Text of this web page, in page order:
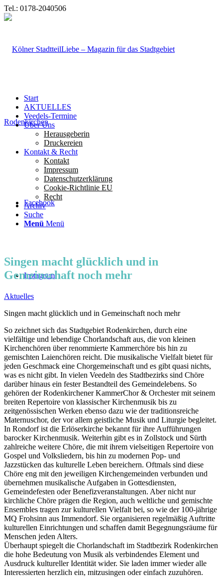
Tel.: 0178-2040506
Facebook
Instagram
Start
AKTUELLES
Veedels-Termine
Über Uns
Herausgeberin
Druckereien
Kontakt & Recht
Kontakt
Impressum
Datenschutzerklärung
Cookie-Richtlinie EU
Recht
Archiv
Suche
Menü Menü
Singen macht glücklich und in
Gemeinschaft noch mehr
Aktuelles
Singen macht glücklich und in Gemeinschaft noch mehr
So zeichnet sich das Stadtgebiet Rodenkirchen, durch eine
vielfältige und lebendige Chorlandschaft aus, die von kleinen
Kirchenchören über renommierte Kammerchöre bis hin zu
gemischten Laienchören reicht. Die musikalische Vielfalt bietet für
jeden Geschmack eine Chorgemeinschaft und es gibt quasi nichts,
was es nicht gibt. In vielen Veedeln des Stadtbezirks sind Chöre
darüber hinaus ein fester Bestandteil des Gemeindelebens. So
gehören der Rodenkirchener KammerChor & Orchester mit seinem
breiten Repertoire von klassischer Kirchenmusik bis zu
zeitgenössischen Werken ebenso dazu wie der traditionsreiche
Maternuschor, der vor allem geistliche Musik und Liturgie begleitet.
In Rondorf ist die Erlöserkirche bekannt für ihre Aufführungen
barocker Kirchenmusik. Weiterhin gibt es in Zollstock und Sürth
zahlreiche weitere Chöre, die mit ihrem vielseitigen Repertoire von
Gospel und Volksliedern, bis hin zu modernen Pop- und
Jazzstücken das kulturelle Leben bereichern. Oftmals sind diese
Chöre eng mit den jeweiligen Kirchengemeinden verbunden und
übernehmen musikalische Aufgaben in Gottesdiensten,
Gemeindefesten oder Benefizveranstaltungen. Aber nicht nur
kirchliche Chöre prägen die Region, auch weltliche und gemischte
Ensembles tragen zur kulturellen Vielfalt bei, so wie der 100-jährige
MQ Frohsinn aus Immendorf. Sie organisieren regelmäßig Auftritte
kulturellen Einrichtungen und schaffen damit Begegnungsräume für
Menschen jeden Alters.
Überhaupt spiegelt die Chorlandschaft im Stadtbezirk Rodenkirchen
die hohe Bedeutung von Musik als verbindendes Element und
Ausdruck kultureller Identität wider. Sie laden immer wieder alle
Interessierten herzlich ein, mitzusingen oder einfach zuzuhören.